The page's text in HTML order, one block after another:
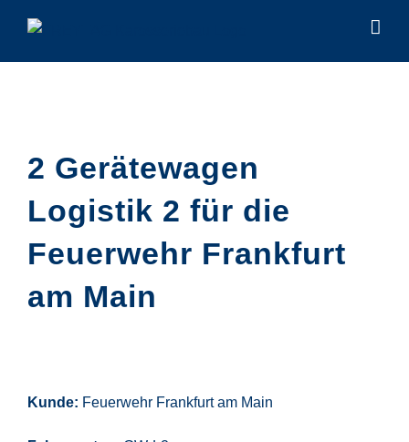
Inhalt
springen
2 Gerätewagen
Logistik 2 für die
Feuerwehr Frankfurt
am Main
Kunde: Feuerwehr Frankfurt am Main